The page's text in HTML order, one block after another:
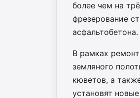
более чем на
фрезерование
В рамках
земляного
кюветов, а
установят